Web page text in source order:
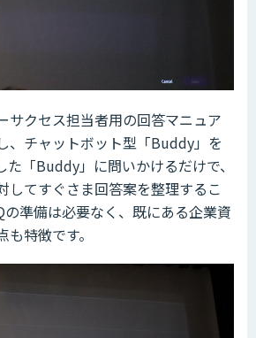
サクセス担当者用の回答マニュア
、チャットボット型「Buddy」を
た「Buddy」に問いかけるだけで、
してすぐさま回答案を整理するこ
の準備は必要なく、既にある企業資
特徴です。